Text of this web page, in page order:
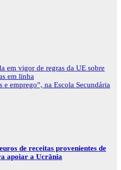
em vigor de regras da UE sobre
em linha
emprego”, na Escola Secundária
de receitas provenientes de
apoiar a Ucrânia